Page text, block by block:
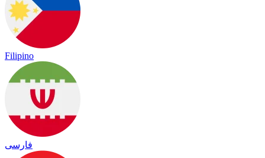
Filipino
فارسی